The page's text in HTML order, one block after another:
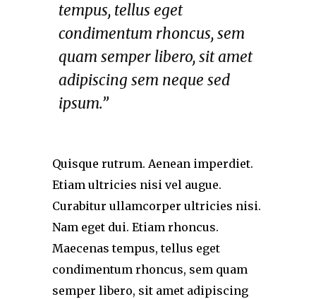
tempus, tellus eget
condimentum rhoncus, sem
quam semper libero, sit amet
adipiscing sem neque sed
ipsum.”
Quisque rutrum. Aenean imperdiet.
Etiam ultricies nisi vel augue.
Curabitur ullamcorper ultricies nisi.
Nam eget dui. Etiam rhoncus.
Maecenas tempus, tellus eget
condimentum rhoncus, sem quam
semper libero, sit amet adipiscing